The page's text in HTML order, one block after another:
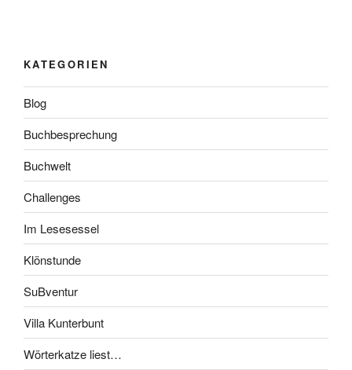
KATEGORIEN
Blog
Buchbesprechung
Buchwelt
Challenges
Im Lesesessel
Klönstunde
SuBventur
Villa Kunterbunt
Wörterkatze liest…